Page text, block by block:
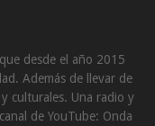
desde el año 2015
Además de llevar de
culturales. Una radio y
de YouTube: Onda